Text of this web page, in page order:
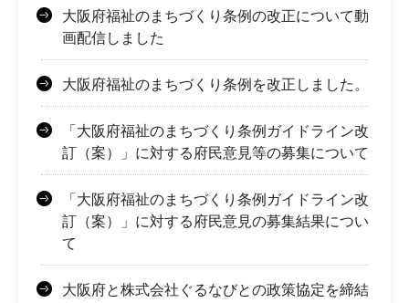
大阪府福祉のまちづくり条例の改正について動
画配信しました
大阪府福祉のまちづくり条例を改正しました。
「大阪府福祉のまちづくり条例ガイドライン改
訂（案）」に対する府民意見等の募集について
「大阪府福祉のまちづくり条例ガイドライン改
訂（案）」に対する府民意見の募集結果につい
て
大阪府と株式会社ぐるなびとの政策協定を締結